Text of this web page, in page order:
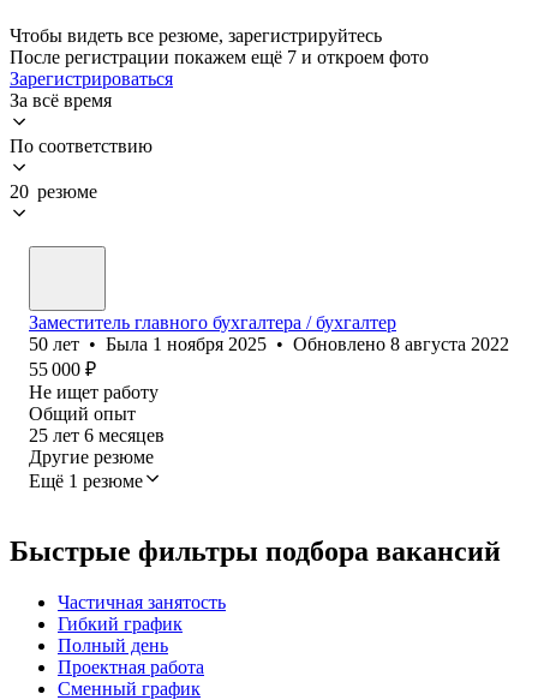
Чтобы видеть все резюме, зарегистрируйтесь
После регистрации покажем ещё 7 и откроем фото
Зарегистрироваться
За всё время
По соответствию
20 резюме
Заместитель главного бухгалтера / бухгалтер
50 лет • Была 1 ноября 2025 • Обновлено 8 августа 2022
55 000 ₽
Не ищет работу
Общий опыт
25 лет 6 месяцев
Другие резюме
Ещё 1 резюме
Быстрые фильтры подбора вакансий
Частичная занятость
Гибкий график
Полный день
Проектная работа
Сменный график